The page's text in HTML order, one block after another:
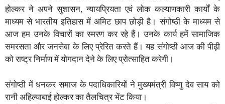
होल्कर ने अपने सुशासन, न्यायप्रियता एवं लोक कल्याणकारी कार्यों के
माध्यम से भारतीय इतिहास में अमिट छाप छोड़ी है। संगोष्ठी के माध्यम से
आज हम उनके विचारों का स्मरण कर रहे हैं। उनके कार्य हमें सामाजिक
समरसता और जनसेवा के लिए प्रेरित करते हैं। यह संगोष्ठी आज की पीढ़ी
को राष्ट्र निर्माण में योगदान देने के लिए प्रोत्साहित करेगी।
संगोष्ठी में धनकर समाज के पदाधिकारियों ने मुख्यमंत्री विष्णु देव साय को
रानी अहिल्याबाई होल्कर का तैलचित्र भेंट किया।